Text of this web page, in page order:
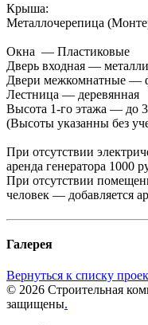
Крыша:
Металлочерепица
Окна — Пластиковые
Дверь входная —
Двери межкомнатные —
Лестница — деревянная
Высота 1-го этажа — до
(Высоты указанны без
При отсутствии
аренда генератора 1000
При отсутствии
человек — добавляется
Галерея
Вернуться к списку
© 2026 Строительная
защищены.